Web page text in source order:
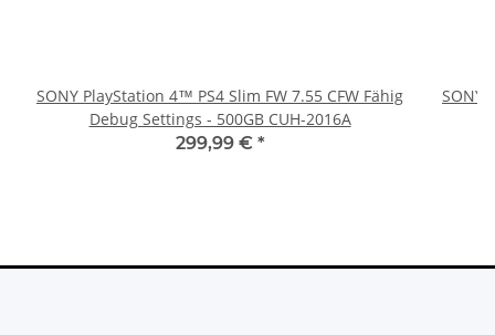
SONY PlayStation 4™ PS4 Slim FW 7.55 CFW Fähig
Debug Settings - 500GB CUH-2016A
299,99 € *
SONY